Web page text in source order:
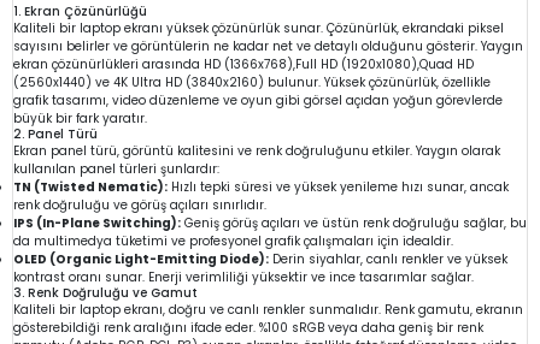
1. Ekran Çözünürlüğü
Kaliteli bir laptop ekranı yüksek çözünürlük sunar. Çözünürlük, ekrandaki piksel
sayısını belirler ve görüntülerin ne kadar net ve detaylı olduğunu gösterir. Yaygın
ekran çözünürlükleri arasında HD (1366x768),Full HD (1920x1080),Quad HD
(2560x1440) ve 4K Ultra HD (3840x2160) bulunur. Yüksek çözünürlük, özellikle
grafik tasarımı, video düzenleme ve oyun gibi görsel açıdan yoğun görevlerde
büyük bir fark yaratır.
2. Panel Türü
Ekran panel türü, görüntü kalitesini ve renk doğruluğunu etkiler. Yaygın olarak
kullanılan panel türleri şunlardır:
TN (Twisted Nematic): Hızlı tepki süresi ve yüksek yenileme hızı sunar, ancak
renk doğruluğu ve görüş açıları sınırlıdır.
IPS (In-Plane Switching): Geniş görüş açıları ve üstün renk doğruluğu sağlar, bu
da multimedya tüketimi ve profesyonel grafik çalışmaları için idealdir.
OLED (Organic Light-Emitting Diode): Derin siyahlar, canlı renkler ve yüksek
kontrast oranı sunar. Enerji verimliliği yüksektir ve ince tasarımlar sağlar.
3. Renk Doğruluğu ve Gamut
Kaliteli bir laptop ekranı, doğru ve canlı renkler sunmalıdır. Renk gamutu, ekranın
gösterebildiği renk aralığını ifade eder. %100 sRGB veya daha geniş bir renk